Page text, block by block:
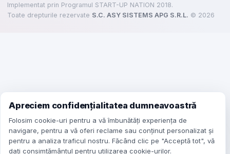
Apreciem confidențialitatea dumneavoastră
Folosim cookie-uri pentru a vă îmbunătăți experiența de
navigare, pentru a vă oferi reclame sau conținut personalizat și
pentru a analiza traficul nostru. Făcând clic pe "Acceptă tot", vă
dați consimțământul pentru utilizarea cookie-urilor.
Implementat prin Programul START-UP NATION 2018.
Toate drepturile rezervate S.C. ASY SISTEMS APG S.R.L. © 2026
de